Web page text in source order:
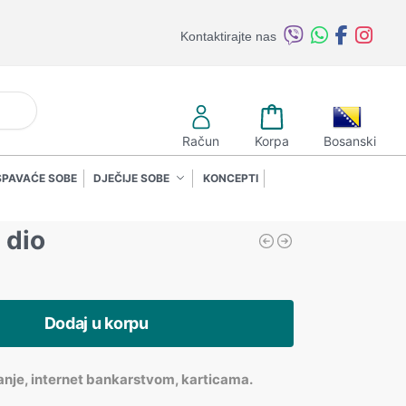
Kontaktirajte nas
Račun Korpa Bosanski
SOBE DJEČIJE SOBE KONCEPTI
dio
Dodaj u korpu
internet bankarstvom, karticama.